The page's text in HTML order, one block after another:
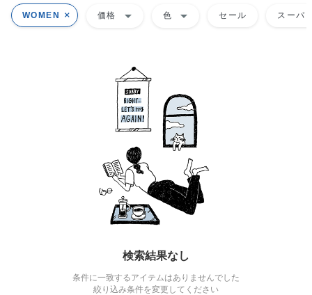
WOMEN 価格 arrow_drop_down 色 arrow_drop_down セール スーパ
検索結果なし
条件に一致するアイテムはありませんでした
絞り込み条件を変更してください